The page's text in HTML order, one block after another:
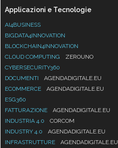
Applicazioni e Tecnologie
AI4BUSINESS
BIGDATA4INNOVATION
BLOCKCHAIN4INNOVATION
CLOUD COMPUTING
ZEROUNO
CYBERSECURITY360
DOCUMENTI
AGENDADIGITALE.EU
ECOMMERCE
AGENDADIGITALE.EU
ESG360
FATTURAZIONE
AGENDADIGITALE.EU
INDUSTRIA 4.0
CORCOM
INDUSTRY 4.0
AGENDADIGITALE.EU
INFRASTRUTTURE
AGENDADIGITALE.EU